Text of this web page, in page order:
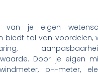
van je eigen
biedt tal van voordelen,
Door je eigen
pH-meter,